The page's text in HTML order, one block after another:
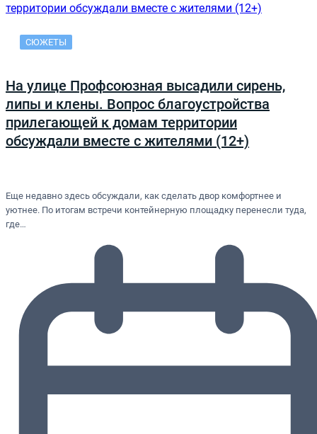
СЮЖЕТЫ
На улице Профсоюзная высадили сирень,
липы и клены. Вопрос благоустройства
прилегающей к домам территории
обсуждали вместе с жителями (12+)
Еще недавно здесь обсуждали, как сделать двор комфортнее и
уютнее. По итогам встречи контейнерную площадку перенесли туда,
где…